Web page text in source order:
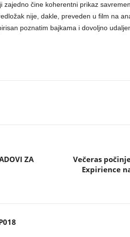
zajedno čine koherentni prikaz
nije, dakle, preveden u film na
poznatim bajkama i dovoljno
ZA
Večeras
Expirience